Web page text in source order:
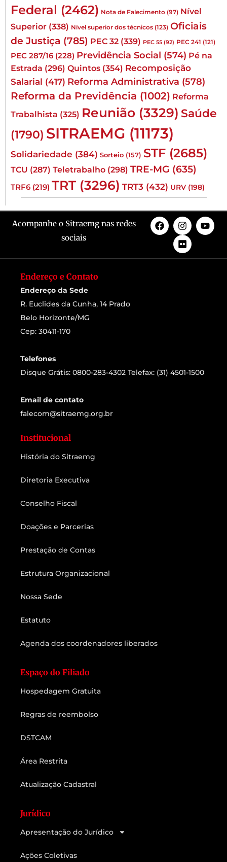
Federal (2462) Nota de Falecimento (97) Nível
Superior (338) Nível superior dos técnicos (123) Oficiais
de Justiça (785) PEC 32 (339) PEC 55 (92) PEC 241 (121)
PEC 287/16 (228) Previdência Social (574) Pé na
Estrada (296) Quintos (354) Recomposição
Salarial (417) Reforma Administrativa (578)
Reforma da Previdência (1002) Reforma
Trabalhista (325) Reunião (3329) Saúde
(1790) SITRAEMG (11173)
Solidariedade (384) Sorteio (157) STF (2685)
TCU (287) Teletrabalho (298) TRE-MG (635)
TRF6 (219) TRT (3296) TRT3 (432) URV (198)
Acompanhe o Sitraemg nas redes
sociais
Endereço e Contato
Endereço da Sede
R. Euclides da Cunha, 14 Prado
Belo Horizonte/MG
Cep: 30411-170
Telefones
Disque Grátis: 0800-283-4302 Telefax: (31) 4501-1500
Email de contato
falecom@sitraemg.org.br
Institucional
História do Sitraemg
Diretoria Executiva
Conselho Fiscal
Doações e Parcerias
Prestação de Contas
Estrutura Organizacional
Nossa Sede
Estatuto
Agenda dos coordenadores liberados
Espaço do Filiado
Hospedagem Gratuita
Regras de reembolso
DSTCAM
Área Restrita
Atualização Cadastral
Jurídico
Apresentação do Jurídico
Ações Coletivas